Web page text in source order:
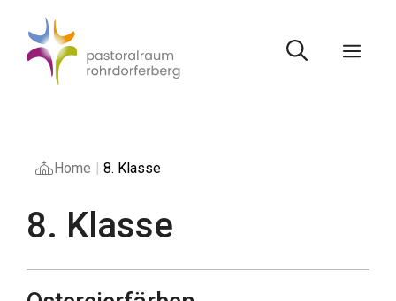
Inhalt
Home 8. Klasse
8. Klasse